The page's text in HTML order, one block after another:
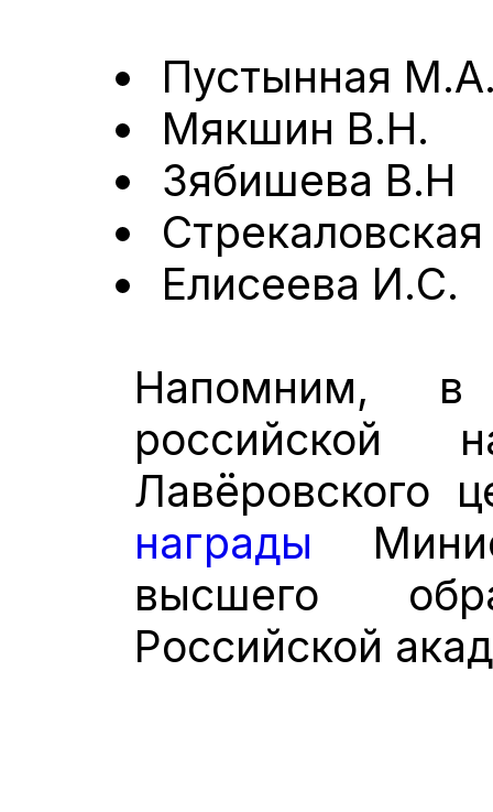
Пустынная
Мякшин В.Н.
Зябишева В.Н
Елисеева И.С.
Напомним, в
российской
Лавёровского
награды
высшего
Российской